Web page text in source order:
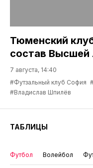
Тюменский
состав Высшей
7 августа, 14:40
#Футзальный клуб София
#Владислав Шпилёв
ТАБЛИЦЫ
Футбол Волейбол